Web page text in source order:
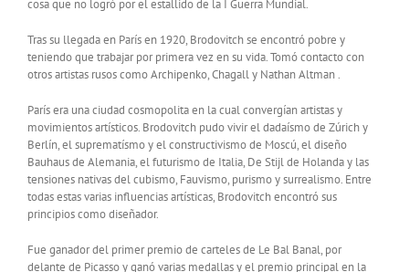
cosa que no logró por el estallido de la I Guerra Mundial.
Tras su llegada en París en 1920, Brodovitch se encontró pobre y
teniendo que trabajar por primera vez en su vida. Tomó contacto con
otros artistas rusos como Archipenko, Chagall y Nathan Altman .
París era una ciudad cosmopolita en la cual convergían artistas y
movimientos artísticos. Brodovitch pudo vivir el dadaísmo de Zúrich y
Berlín, el suprematísmo y el constructivismo de Moscú, el diseño
Bauhaus de Alemania, el futurismo de Italia, De Stijl de Holanda y las
tensiones nativas del cubismo, Fauvismo, purismo y surrealismo. Entre
todas estas varias influencias artísticas, Brodovitch encontró sus
principios como diseñador.
Fue ganador del primer premio de carteles de Le Bal Banal, por
delante de Picasso y ganó varias medallas y el premio principal en la